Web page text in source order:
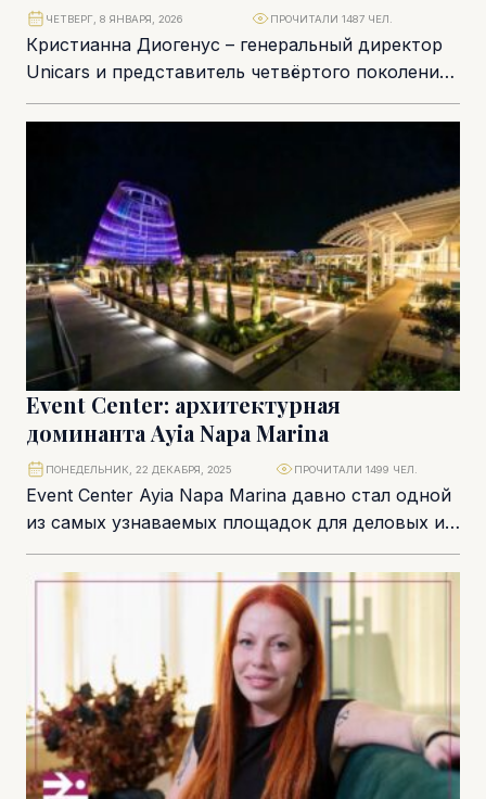
Кристианна Диогенус – генеральный директор
Unicars и представитель четвёртого поколения
одной из самых уважаемых семейных бизнес-
групп Кипра. Она управляет компанией...
ЧЕТВЕРГ, 8 ЯНВАРЯ, 2026 ПРОЧИТАЛИ 1487 ЧЕЛ.
Event Center: архитектурная
доминанта Ayia Napa Marina
Event Center Ayia Napa Marina давно стал одной
из самых узнаваемых площадок для деловых и
светских мероприятий на Кипре. В...
ПОНЕДЕЛЬНИК, 22 ДЕКАБРЯ, 2025 ПРОЧИТАЛИ 1499 ЧЕЛ.